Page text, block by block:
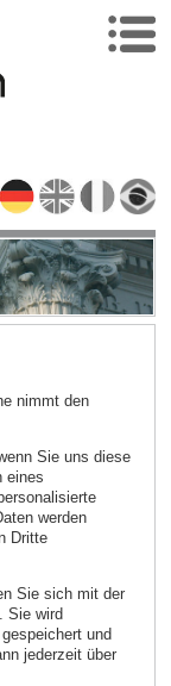
nimmt den
Sie uns diese
eines
werden
Dritte
Sie sich mit der
Sie wird
und
jederzeit über